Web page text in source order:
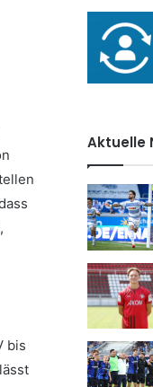
bis
Aktuelle